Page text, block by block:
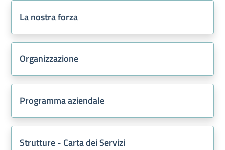
La nostra forza
Organizzazione
Programma aziendale
Strutture - Carta dei Servizi